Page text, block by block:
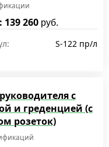
260 руб.
S-122 пр/л
с
и греденцией (с
розеток)